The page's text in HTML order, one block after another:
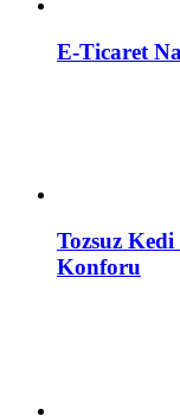
E-Ticaret
Tozsuz
Konforu